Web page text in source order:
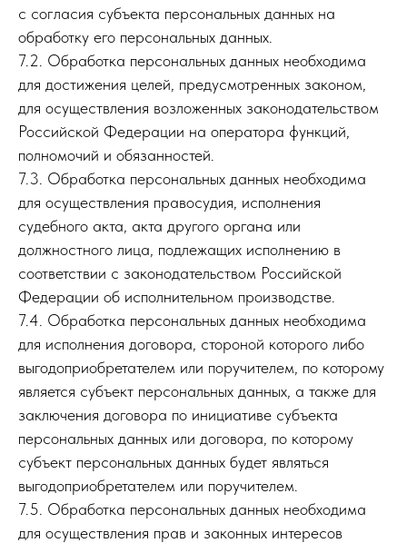
с согласия субъекта персональных данных на
обработку его персональных данных.
7.2. Обработка персональных данных необходима
для достижения целей, предусмотренных законом,
для осуществления возложенных законодательством
Российской Федерации на оператора функций,
полномочий и обязанностей.
7.3. Обработка персональных данных необходима
для осуществления правосудия, исполнения
судебного акта, акта другого органа или
должностного лица, подлежащих исполнению в
соответствии с законодательством Российской
Федерации об исполнительном производстве.
7.4. Обработка персональных данных необходима
для исполнения договора, стороной которого либо
выгодоприобретателем или поручителем, по которому
является субъект персональных данных, а также для
заключения договора по инициативе субъекта
персональных данных или договора, по которому
субъект персональных данных будет являться
выгодоприобретателем или поручителем.
7.5. Обработка персональных данных необходима
для осуществления прав и законных интересов